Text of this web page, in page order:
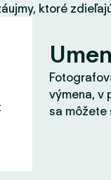
ktoré
výmena, v
sa môžete